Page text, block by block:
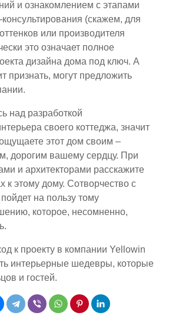
и ознакомлением с этапами
(скажем, для
или производителя
это означает полное
дизайна дома под ключ. А
признать, могут предложить
над разработкой
своего коттеджа, значит
этот дом своим –
дорогим вашему сердцу. При
и архитекторами расскажите
к этому дому. Сотворчество с
на пользу тому
которое, несомненно,
к проекту в компании Yellowin
интерьерные шедевры, которые
и гостей.